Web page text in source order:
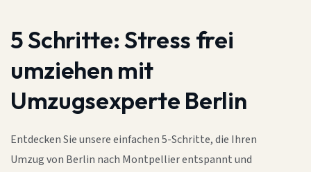
5 Schritte:Stress frei
umziehen mit
Umzugsexperte Berlin
Entdecken Sie unsere einfachen 5-Schritte, die Ihren
Umzug von Berlin nach Montpellier entspannt und